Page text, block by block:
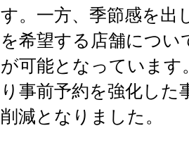
す。一方、季節感を出
を希望する店舗につい
が可能となっています
り事前予約を強化した
削減となりました。